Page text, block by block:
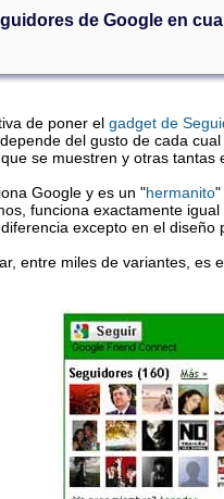
de Google en
de poner el gadget de
del gusto de cada
se muestren y otras tantas
Google y es un "hermanito"
funciona exactamente
excepto en el diseño
entre miles de variantes, es